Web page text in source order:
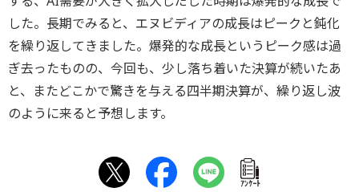
した。長期でみると、エヌビディアの成長はピークと鈍化
を繰り返してきました。爆発的な成長というピーク感は過
ぎ去ったものの、今回も、少し落ち着いた決算が続いたあ
と、またどこかで驚きを与える四半期決算が、繰り返し波
のように来ると予想します。
ｱﾝｹｰﾄ